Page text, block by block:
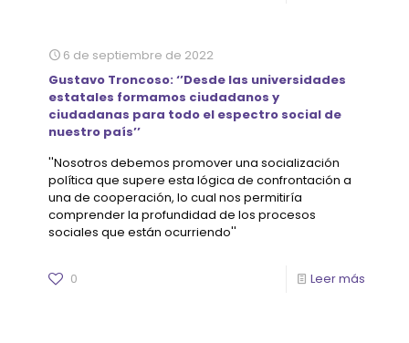
6 de septiembre de 2022
Gustavo Troncoso: ‘’Desde las universidades
estatales formamos ciudadanos y
ciudadanas para todo el espectro social de
nuestro país’’
''Nosotros debemos promover una socialización
política que supere esta lógica de confrontación a
una de cooperación, lo cual nos permitiría
comprender la profundidad de los procesos
sociales que están ocurriendo''
0 Leer más